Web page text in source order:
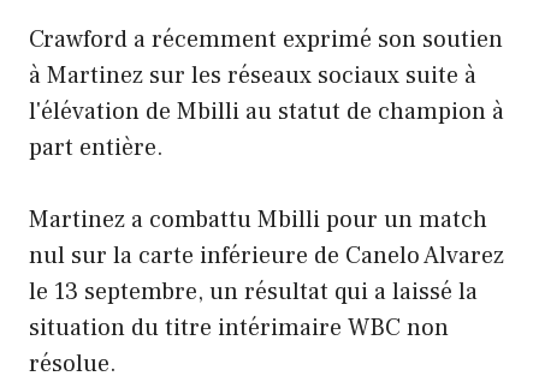
Crawford a récemment exprimé son soutien
à Martinez sur les réseaux sociaux suite à
l'élévation de Mbilli au statut de champion à
part entière.
Martinez a combattu Mbilli pour un match
nul sur la carte inférieure de Canelo Alvarez
le 13 septembre, un résultat qui a laissé la
situation du titre intérimaire WBC non
résolue.